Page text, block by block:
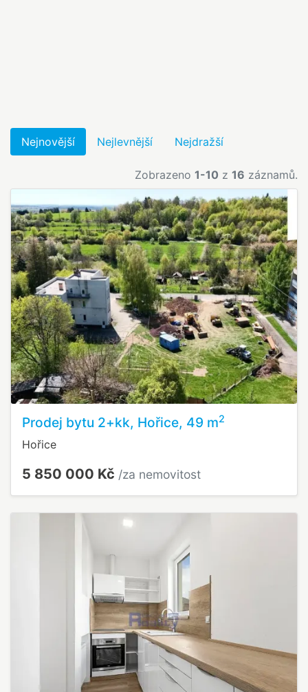
Nejnovější Nejlevnější Nejdražší
Zobrazeno 1-10 z 16 záznamů.
Prodej bytu 2+kk, Hořice, 49 m2
Hořice
5 850 000 Kč /za nemovitost